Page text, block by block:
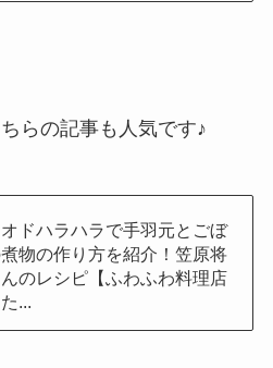
らの記事も人気です♪
ドハラハラで手羽元とごぼ
煮物の作り方を紹介！笠原将
のレシピ【ふわふわ料理店
...